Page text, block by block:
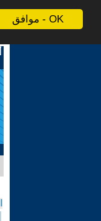
موافق - OK